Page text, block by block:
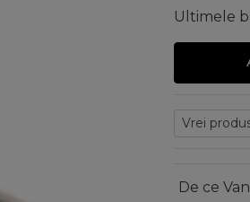
Ultimele
De ce